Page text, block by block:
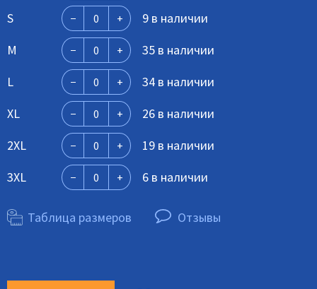
S
9 в наличии
M
35 в наличии
L
34 в наличии
XL
26 в наличии
2XL
19 в наличии
3XL
6 в наличии
Таблица размеров Отзывы